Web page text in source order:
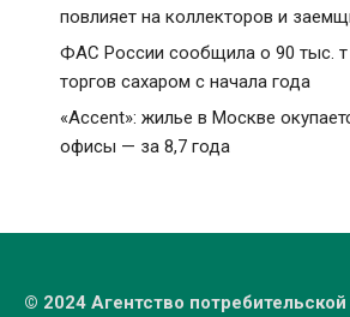
повлияет на коллекторов и
ФАС России сообщила о 90 тыс.
торгов сахаром с начала года
«Accent»: жилье в Москве
офисы — за 8,7 года
© 2024 Агентство